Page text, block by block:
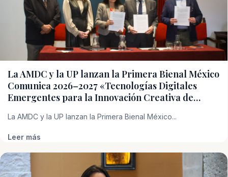
La AMDC y la UP lanzan la Primera Bienal México
Comunica 2026–2027 «Tecnologías Digitales
Emergentes para la Innovación Creativa de…
La AMDC y la UP lanzan la Primera Bienal México...
Leer más